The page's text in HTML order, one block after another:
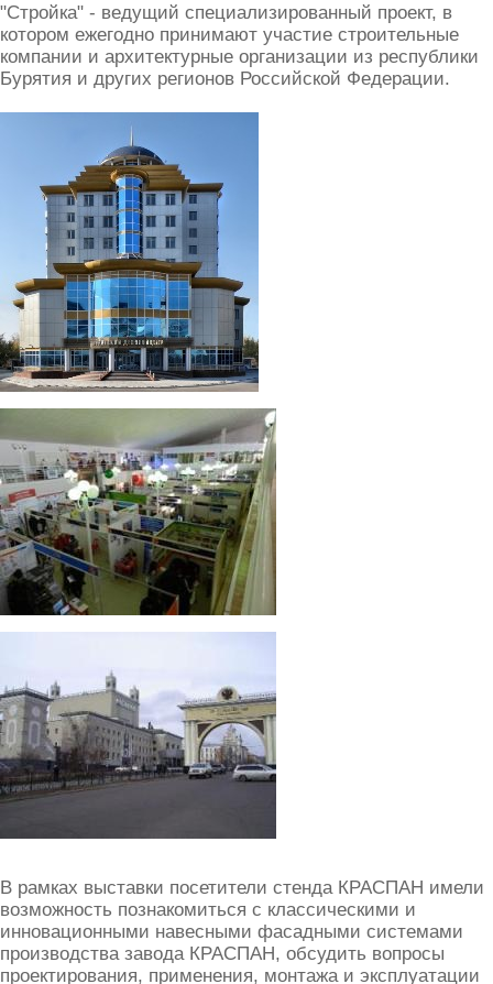
"Стройка" - ведущий специализированный проект, в
котором ежегодно принимают участие строительные
компании и архитектурные организации из республики
Бурятия и других регионов Российской Федерации.
В рамках выставки посетители стенда КРАСПАН имели
возможность познакомиться с классическими и
инновационными навесными фасадными системами
производства завода КРАСПАН, обсудить вопросы
проектирования, применения, монтажа и эксплуатации